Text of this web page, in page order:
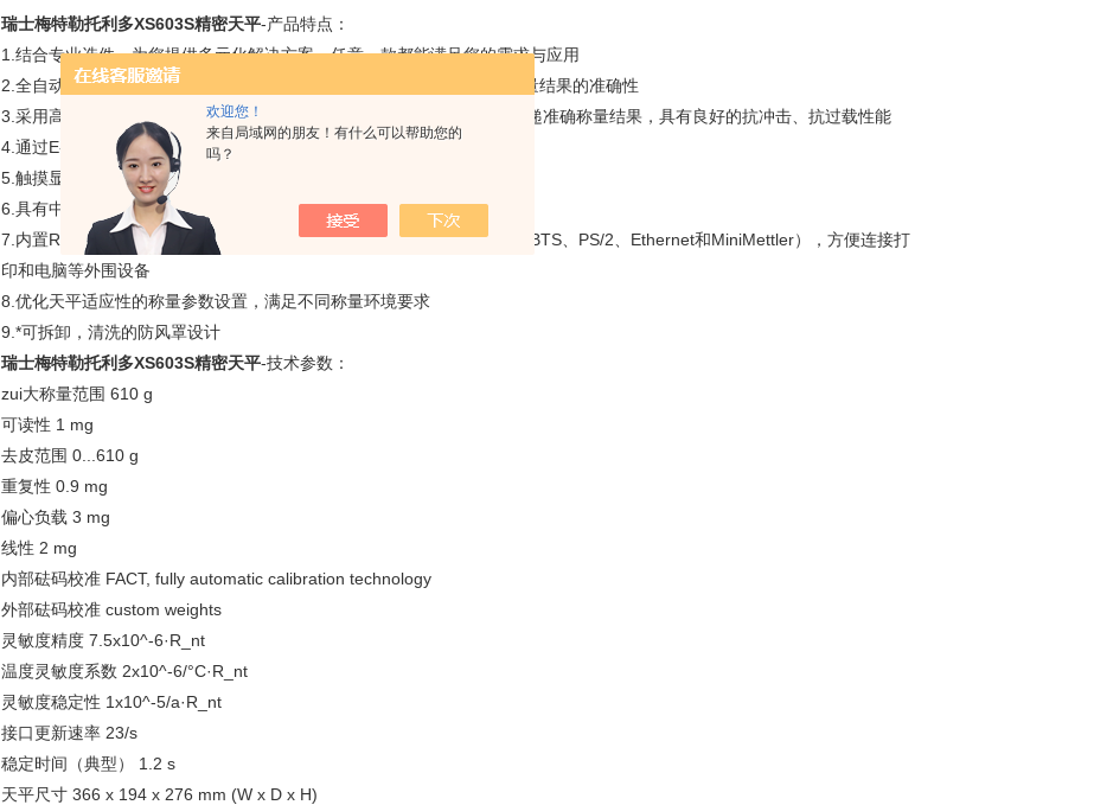
欢迎您！
来自局域网的朋友！有什么可以帮助您的
吗？
瑞士梅特勒托利多XS603S精密天平-产品特点：
1.结合专业选件，为您提供多元化解决方案。任意一款都能满足您的需求与应用
2.全自动校准技术（FACT）——温度漂移触发的自动内部校准，确保称量结果的准确性
3.采用高速单模块称量传感器（MonoBlocHighSpeed），以zui快速度传递准确称量结果，具有良好的抗冲击、抗过载性能
4.通过E-Loader软件，实现天平软件的即时更新
5.触摸显示屏（Touch screen），方便天平称量菜单和参数设置
6.具有中文界面的触摸屏，方便天平称量菜单和参数设置
7.内置RS232通讯接口和灵活的6种通讯接口选件（RS232、LocalCan、BTS、PS/2、Ethernet和MiniMettler），方便连接打
印和电脑等外围设备
8.优化天平适应性的称量参数设置，满足不同称量环境要求
9.*可拆卸，清洗的防风罩设计
瑞士梅特勒托利多XS603S精密天平-技术参数：
zui大称量范围 610 g
可读性 1 mg
去皮范围 0...610 g
重复性 0.9 mg
偏心负载 3 mg
线性 2 mg
内部砝码校准 FACT, fully automatic calibration technology
外部砝码校准 custom weights
灵敏度精度 7.5x10^-6·R_nt
温度灵敏度系数 2x10^-6/°C·R_nt
灵敏度稳定性 1x10^-5/a·R_nt
接口更新速率 23/s
稳定时间（典型） 1.2 s
天平尺寸 366 x 194 x 276 mm (W x D x H)